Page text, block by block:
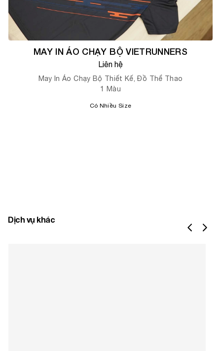
MAY IN ÁO CHẠY BỘ VIETRUNNERS
Liên hệ
May In Áo Chạy Bộ Thiết Kế, Đồ Thể Thao
1
Màu
Có Nhiều Size
Dịch vụ khác